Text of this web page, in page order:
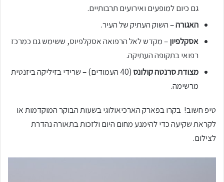
גם כיום למופעים ואירועים תרבותיים.
האגורה– השוק העתיק של העיר.
אסקלפיון– מקדש לאל הרפואה אסקלפיוס, ששימש גם כמרכז
רפואי בתקופה העתיקה.
מצודת סרנטה קולונס
(40 העמודים) – שרידי בזיליקה ביזנטית
מרשימה.
טיפ חשוב! בקרו בפארק הארכיאולוגי בשעות הבוקר המוקדמות או
לקראת שקיעה כדי להימנע מחום היום ולזכות בתאורה נהדרת
לצילום.